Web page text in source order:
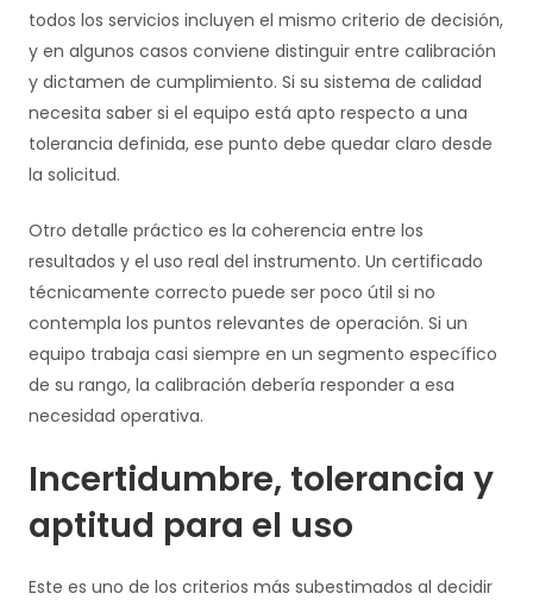
todos los servicios incluyen el mismo criterio de decisión,
y en algunos casos conviene distinguir entre calibración
y dictamen de cumplimiento. Si su sistema de calidad
necesita saber si el equipo está apto respecto a una
tolerancia definida, ese punto debe quedar claro desde
la solicitud.
Otro detalle práctico es la coherencia entre los
resultados y el uso real del instrumento. Un certificado
técnicamente correcto puede ser poco útil si no
contempla los puntos relevantes de operación. Si un
equipo trabaja casi siempre en un segmento específico
de su rango, la calibración debería responder a esa
necesidad operativa.
Incertidumbre, tolerancia y
aptitud para el uso
Este es uno de los criterios más subestimados al decidir